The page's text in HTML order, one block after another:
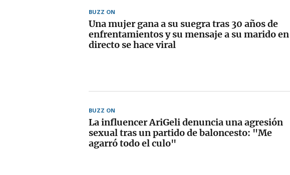
BUZZ ON
Una mujer gana a su suegra tras 30 años de
enfrentamientos y su mensaje a su marido en
directo se hace viral
BUZZ ON
La influencer AriGeli denuncia una agresión
sexual tras un partido de baloncesto: "Me
agarró todo el culo"